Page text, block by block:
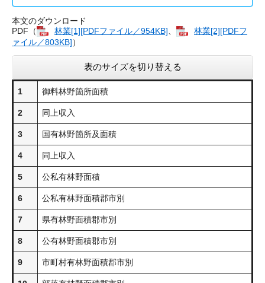
本文のダウンロード
PDF（
林業[1][PDFファイル／954KB]
林業[2][PDFフ
ァイル／803KB]）
表のサイズを切り替える
1 御料林野箇所面積
2 同上収入
3 国有林野箇所及面積
4 同上収入
5 公私有林野面積
6 公私有林野面積郡市別
7 県有林野面積郡市別
8 公有林野面積郡市別
9 市町村有林野面積郡市別